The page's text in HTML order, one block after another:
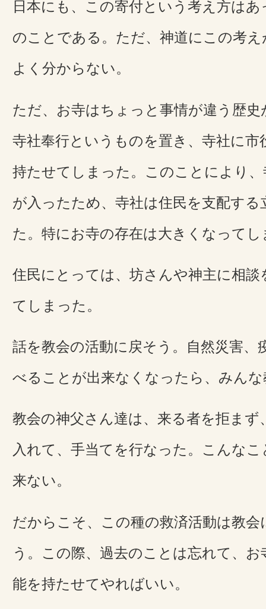
日本にも、この寄付という考え方は
のことである。ただ、神道にこの考
よく分からない。
ただ、お寺はちょっと事情が違う歴史
寺社奉行というものを置き、寺社に市
持たせてしまった。このことにより
が入ったため、寺社は住民を支配す
た。特にお寺の存在は大きくなってし
住民にとっては、坊さんや神主に相
てしまった。
話を教会の活動に戻そう。自然災害、
べることが出来なくなったら、みん
教会の神父さん達は、来る者を拒ま
入れて、手当てを行なった。こんな
来ない。
だからこそ、この種の救済活動は教
う。この際、過去のことは忘れて、
能を持たせてやればいい。